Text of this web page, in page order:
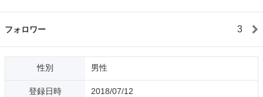
フォロワー 3
性別 男性
登録日時 2018/07/12